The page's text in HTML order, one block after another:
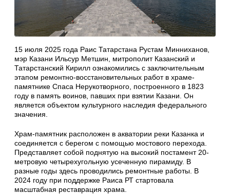
15 июля 2025 года Раис Татарстана Рустам Минниханов,
мэр Казани Ильсур Метшин, митрополит Казанский и
Татарстанский Кирилл ознакомились с заключительным
этапом ремонтно-восстановительных работ в храме-
памятнике Спаса Нерукотворного, построенного в 1823
году в память воинов, павших при взятии Казани. Он
является объектом культурного наследия федерального
значения.
Храм-памятник расположен в акватории реки Казанка и
соединяется с берегом с помощью мостового перехода.
Представляет собой поднятую на высокий постамент 20-
метровую четырехугольную усеченную пирамиду. В
разные годы здесь проводились ремонтные работы. В
2024 году при поддержке Раиса РТ стартовала
масштабная реставрация храма.